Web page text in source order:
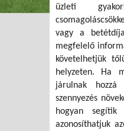
üzleti
vagy a
megfelelő
követelhetjük
helyzeten. Ha
járulnak hozzá
szennyezés
hogyan segítik
azonosíthatjuk